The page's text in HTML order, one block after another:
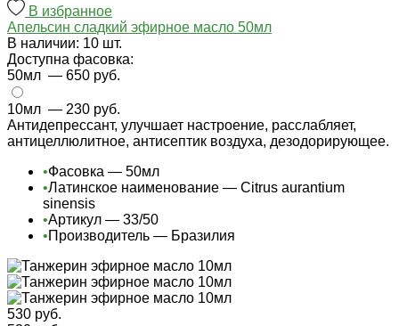
В избранное
Апельсин сладкий эфирное масло 50мл
В наличии: 10 шт.
Доступна фасовка:
50мл — 650 руб.
10мл — 230 руб.
Антидепрессант, улучшает настроение, расслабляет,
антицеллюлитное, антисептик воздуха, дезодорирующее.
•Фасовка — 50мл
•Латинское наименование — Citrus aurantium
sinensis
•Артикул — 33/50
•Производитель — Бразилия
530 руб.